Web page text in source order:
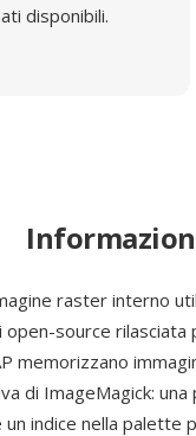
disponibili.
raster interno
source rilasciata
memorizzano
di ImageMagick:
indice nella